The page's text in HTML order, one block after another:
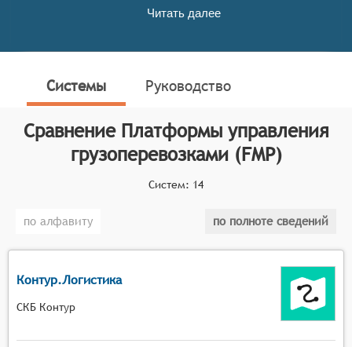
англ. Freight Management Platforms, FMP) – это
автоматизации и оптимизации управления
объединяют в себе множество функций и
инструментов, которые помогают компаниям
эффективно управлять всеми аспектами
транспортной логистики.
определяет конкретные функциональные критерии
на рынке Платформы управления грузоперевозками,
системы должны иметь следующие функциональные
автоматизация процессов планирования и
распределения транспортных средств с учётом
их загрузки и местоположения,
Читать далее
Системы Руководство
Сравнение Платформы управления
грузоперевозками (FMP)
Систем: 14
по алфавиту по полноте сведений
Контур.Логистика
СКБ Контур